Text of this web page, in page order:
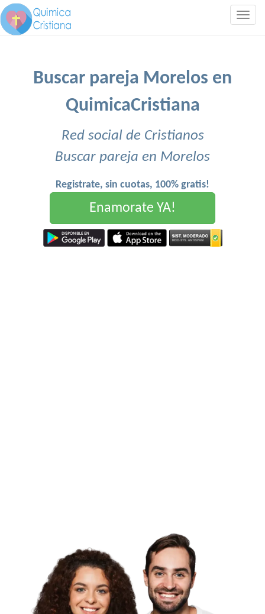
Buscar pareja Morelos en
QuimicaCristiana
Red social de Cristianos
Buscar pareja en Morelos
Registrate, sin cuotas, 100% gratis!
Enamorate YA!